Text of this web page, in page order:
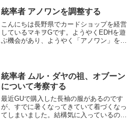
近”MTGO”に残っていた資産をすべて売却
しまし...
統率者 アノワンを調整する
こんにちは長野県でカードショップを経営
しているマキヲGです。ようやくEDHを遊
ぶ機会があり、ようやく「アノワン」を回
葬布、リー...
統率者 ムル・ダヤの祖、オブーン
について考察する
最近GUで購入した長袖の服があるのです
が、すでに暑くなってきていて着づくなっ
てしまいました。結構気に入っているので